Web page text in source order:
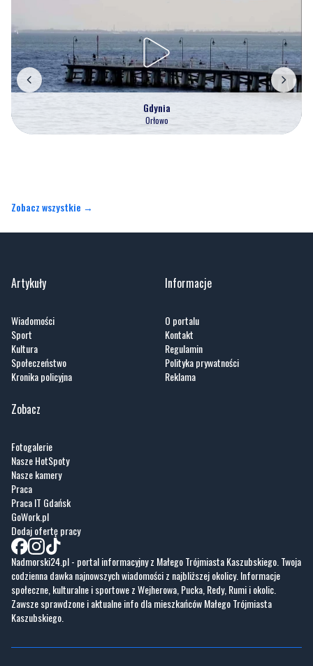
Gdynia
Orłowo
Zobacz wszystkie →
Artykuły
Wiadomości
Sport
Kultura
Społeczeństwo
Kronika policyjna
Informacje
O portalu
Kontakt
Regulamin
Polityka prywatności
Reklama
Zobacz
Fotogalerie
Nasze HotSpoty
Nasze kamery
Praca
Praca IT Gdańsk
GoWork.pl
Dodaj ofertę pracy
Nadmorski24.pl - portal informacyjny z Małego Trójmiasta Kaszubskiego. Twoja
codzienna dawka najnowszych wiadomości z najbliższej okolicy. Informacje
społeczne, kulturalne i sportowe z Wejherowa, Pucka, Redy, Rumi i okolic.
Zawsze sprawdzone i aktualne info dla mieszkańców Małego Trójmiasta
Kaszubskiego.